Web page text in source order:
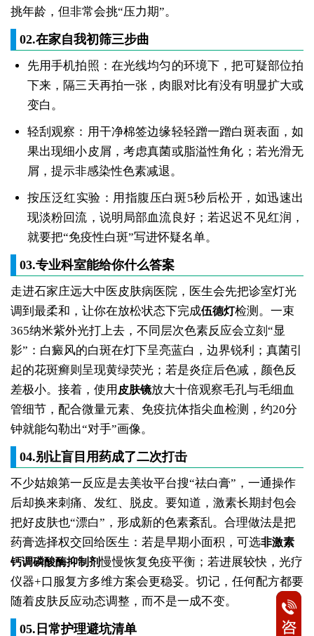
挑年龄，但非常会挑“压力期”。
02.在家自我初筛三步曲
先用手机拍照：在光线均匀的环境下，把可疑部位拍
下来，隔三天再拍一张，肉眼对比有没有明显扩大或
变白。
轻刮观察：用干净棉签边缘轻轻蹭一蹭白斑表面，如
果出现细小皮屑，考虑真菌或脂溢性角化；若光滑无
屑，提示非感染性色素减退。
按压泛红实验：用指腹压白斑5秒后松开，如迅速出
现淡粉回流，说明局部血流良好；若迟迟不见红润，
就要把“免疫性白斑”写进怀疑名单。
03.专业科室能给你什么答案
走进石家庄远大中医皮肤病医院，医生会先把诊室灯光
调到最柔和，让你在放松状态下完成伍德灯检测。一束
365纳米紫外光打上去，不同层次色素反应会立刻“显
影”：白癜风的白斑在灯下呈亮蓝白，边界锐利；真菌引
起的花斑癣则呈现黄绿荧光；若是炎症后色减，颜色反
差极小。接着，使用 皮肤镜放大十倍观察毛孔与毛细血
管细节，配合微量元素、免疫抗体指尖血检测，约20分
钟就能勾勒出“对手”画像。
04.别让盲目用药成了二次打击
不少姑娘第一反应是去美妆平台搜“祛白膏”，一通操作
后却换来刺痛、发红、脱皮。要知道，激素长期封包会
把好皮肤也“漂白”，形成新的色素紊乱。合理做法是把
药膏选择权交回给医生：若是早期小面积，可选非激素
钙调磷酸酶抑制剂慢慢恢复免疫平衡；若进展较快，光疗
仪器+口服复方多维方案会更稳妥。切记，任何配方都要
随着皮肤反应动态调整，而不是一成不变。
05.日常护理避坑清单